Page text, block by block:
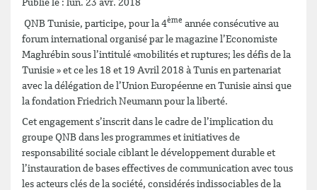
Publié le : lun. 23 avr. 2018
QNB Tunisie, participe, pour la 4ème année consécutive au
forum international organisé par le magazine l’Economiste
Maghrébin sous l’intitulé «mobilités et ruptures; les défis de la
Tunisie » et ce les 18 et 19 Avril 2018 à Tunis en partenariat
avec la délégation de l’Union Européenne en Tunisie ainsi que
la fondation Friedrich Neumann pour la liberté.
Cet engagement s’inscrit dans le cadre de l’implication du
groupe QNB dans les programmes et initiatives de
responsabilité sociale ciblant le développement durable et
l’instauration de bases effectives de communication avec tous
les acteurs clés de la société, considérés indissociables de la